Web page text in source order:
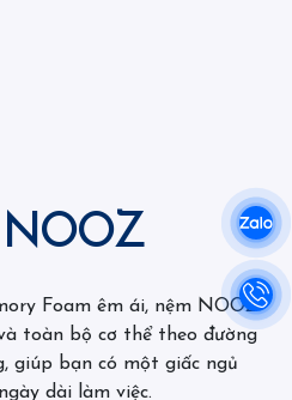
NOOZ
Foam êm ái, nệm NOOZ
toàn bộ cơ thể theo đường
giúp bạn có một giấc ngủ
dài làm việc.